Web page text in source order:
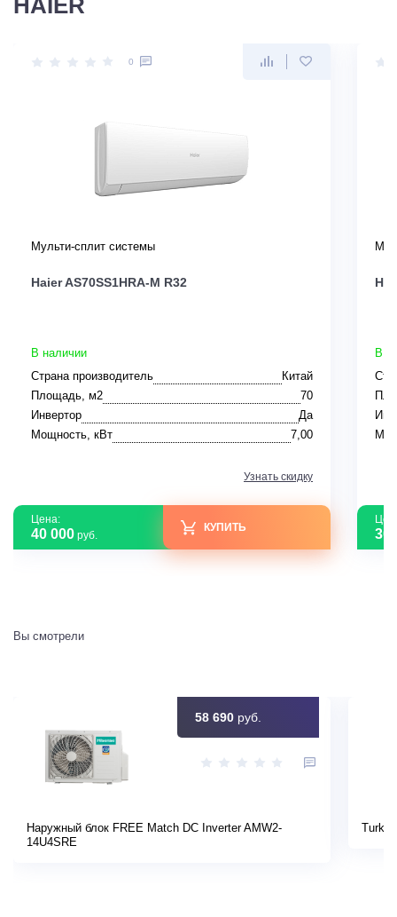
0
Мульти-сплит системы
Haier AS70SS1HRA-M R32
В наличии
Страна производитель
Китай
Площадь, м2
70
Инвертор
Да
Мощность, кВт
7,00
Узнать скидку
Цена:
40 000 руб.
КУПИТЬ
В
30
Вы смотрели
58 690 руб.
Наружный блок FREE Match DC Inverter AMW2-
14U4SRE